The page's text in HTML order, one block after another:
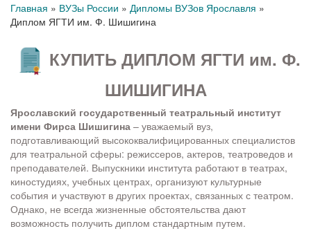
Главная » ВУЗы России » Дипломы ВУЗов Ярославля »
Диплом ЯГТИ им. Ф. Шишигина
КУПИТЬ ДИПЛОМ ЯГТИ им. Ф.
ШИШИГИНА
Ярославский государственный театральный институт
имени Фирса Шишигина – уважаемый вуз,
подготавливающий высококвалифицированных специалистов
для театральной сферы: режиссеров, актеров, театроведов и
преподавателей. Выпускники института работают в театрах,
киностудиях, учебных центрах, организуют культурные
события и участвуют в других проектах, связанных с театром.
Однако, не всегда жизненные обстоятельства дают
возможность получить диплом стандартным путем.